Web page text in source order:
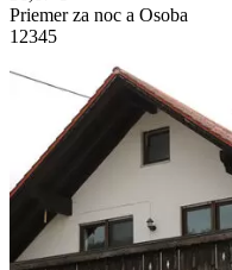
Priemer za noc a Osoba
1 2345